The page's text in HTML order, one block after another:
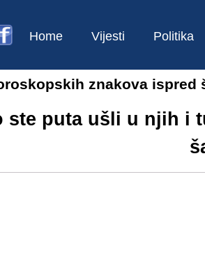
Home Vijesti Politika
znakova ispred
ste puta ušli u njih i